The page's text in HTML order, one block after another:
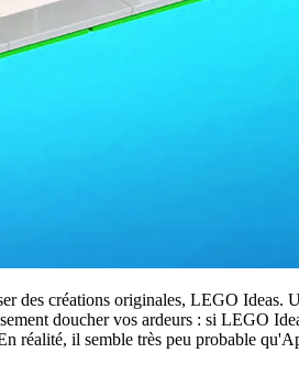
des créations originales, LEGO Ideas.
doucher vos ardeurs : si LEGO
réalité, il semble très peu probable